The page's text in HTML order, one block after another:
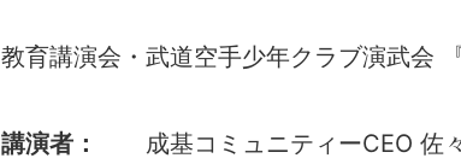
教育講演会・武道空手少年クラブ演武会
講演者： 成基コミュニティーCEO 佐